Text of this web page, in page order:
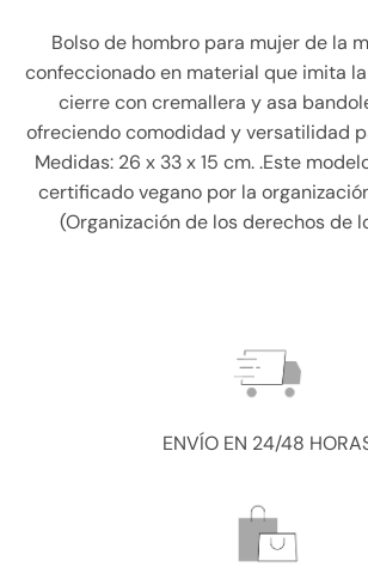
Bolso de hombro para mujer de la
confeccionado en material que imita
cierre con cremallera y asa
ofreciendo comodidad y versatilidad
Medidas: 26 x 33 x 15 cm. .Este
certificado vegano por la
(Organización de los derechos de
ENVÍO EN 24/48